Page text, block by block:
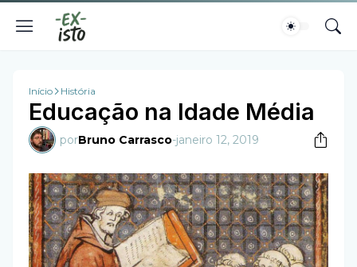
Início História
Educação na Idade Média
porBruno Carrasco-janeiro 12, 2019